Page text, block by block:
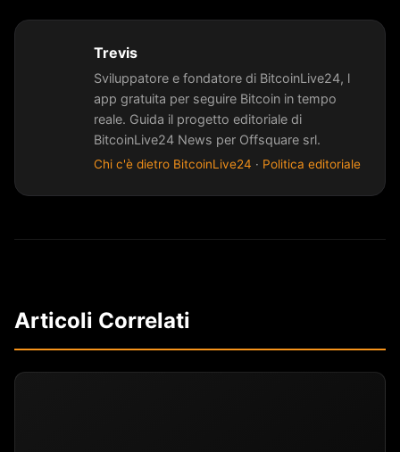
Trevis
Sviluppatore e fondatore di BitcoinLive24, l
app gratuita per seguire Bitcoin in tempo
reale. Guida il progetto editoriale di
BitcoinLive24 News per Offsquare srl.
Chi c'è dietro BitcoinLive24 · Politica editoriale
Articoli Correlati